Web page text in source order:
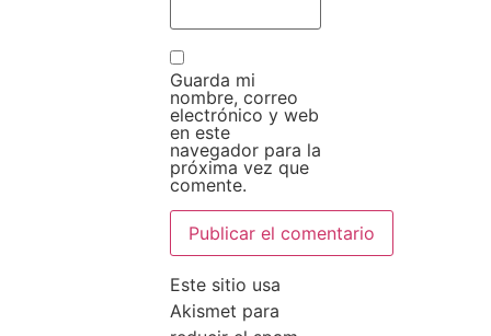
Guarda mi
nombre, correo
electrónico y web
en este
navegador para la
próxima vez que
comente.
Este sitio usa
Akismet para